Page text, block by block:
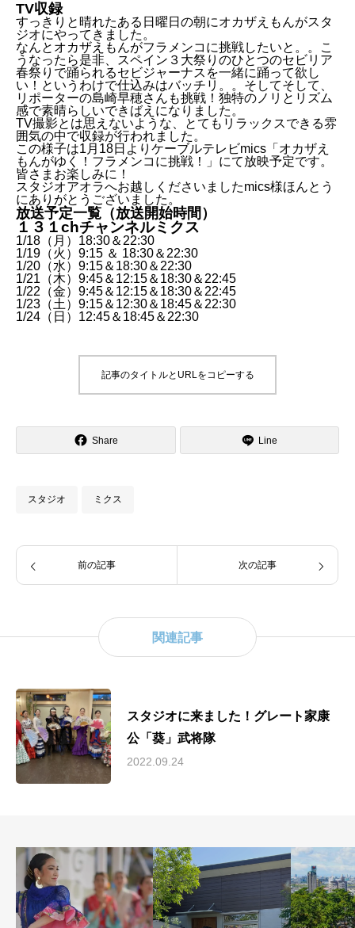
TV収録
すっきりと晴れたある日曜日の朝にオカザえもんがスタ
ジオにやってきました。
なんとオカザえもんがフラメンコに挑戦したいと。。こ
うなったら是非、スペイン３大祭りのひとつのセビリア
春祭りで踊られるセビジャーナスを一緒に踊って欲し
い！というわけで仕込みはバッチリ。。そしてそして、
リポーターの島崎早穂さんも挑戦！独特のノリとリズム
感で素晴らしいできばえになりました。
TV撮影とは思えないような、とてもリラックスできる雰
囲気の中で収録が行われました。
この様子は1月18日よりケーブルテレビmics「オカザえ
もんがゆく！フラメンコに挑戦！」にて放映予定です。
皆さまお楽しみに！
スタジオアオラへお越しくださいましたmics様ほんとう
にありがとうございました。
放送予定一覧（放送開始時間）
１３１chチャンネルミクス
1/18（月）18:30＆22:30
1/19（火）9:15 ＆ 18:30＆22:30
1/20（水）9:15＆18:30＆22:30
1/21（木）9:45＆12:15＆18:30＆22:45
1/22（金）9:45＆12:15＆18:30＆22:45
1/23（土）9:15＆12:30＆18:45＆22:30
1/24（日）12:45＆18:45＆22:30
記事のタイトルとURLをコピーする
Share Line
スタジオ ミクス
前の記事 次の記事
関連記事
スタジオに来ました！グレート家康
公「葵」武将隊
2022.09.24
contents
オカザえもんがゆく！アオラが出演します
TV収録
放送予定一覧（放送開始時間）